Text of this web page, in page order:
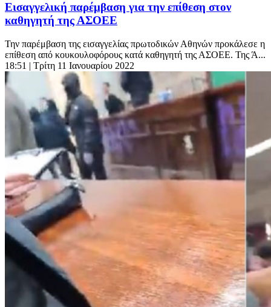
Εισαγγελική παρέμβαση για την επίθεση στον
καθηγητή της ΑΣΟΕΕ
Την παρέμβαση της εισαγγελίας πρωτοδικών Αθηνών προκάλεσε η
επίθεση από κουκουλοφόρους κατά καθηγητή της ΑΣΟΕΕ. Της Ά...
18:51 | Τρίτη 11 Ιανουαρίου 2022